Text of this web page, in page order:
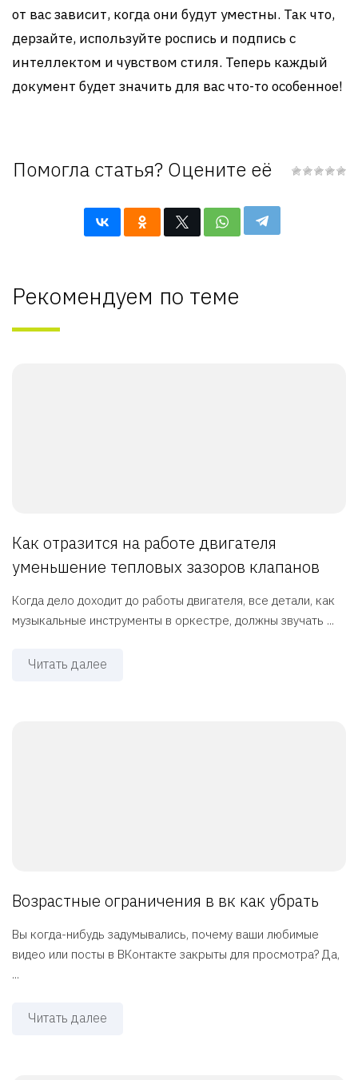
от вас зависит, когда они будут уместны. Так что,
дерзайте, используйте роспись и подпись с
интеллектом и чувством стиля. Теперь каждый
документ будет значить для вас что-то особенное!
Помогла статья? Оцените её
Рекомендуем по теме
Как отразится на работе двигателя
уменьшение тепловых зазоров клапанов
Когда дело доходит до работы двигателя, все детали, как
музыкальные инструменты в оркестре, должны звучать ...
Читать далее
Возрастные ограничения в вк как убрать
Вы когда-нибудь задумывались, почему ваши любимые
видео или посты в ВКонтакте закрыты для просмотра? Да,
...
Читать далее